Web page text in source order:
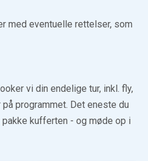
med eventuelle rettelser, som
vi din endelige tur, inkl. fly,
programmet. Det eneste du
kufferten - og møde op i